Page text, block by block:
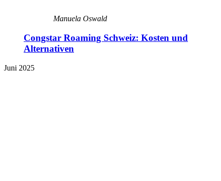
Manuela Oswald
Congstar Roaming Schweiz: Kosten und
Alternativen
Juni 2025